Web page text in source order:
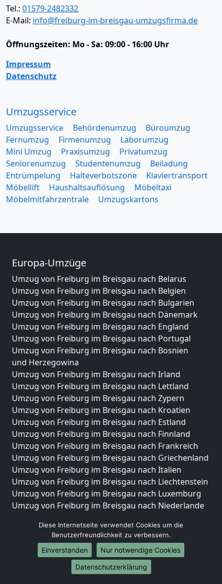
Tel.: 01579-2482332
E-Mail: info@freiburg-im-breisgau-umzugsfirma.de
Öffnungszeiten: Mo - Sa: 09:00 - 16:00 Uhr
Impressum
Datenschutz
Umzugsservice
Umzugsservice Behördenumzug
Büroumzug
Fernumzug
Firmenumzug
Laborumzug
Mini Umzug
Praxisumzug
Privatumzug
Seniorenumzug
Studentenumzug
Beiladung
Entrümpelung
Halteverbotszone
Klaviertransport
Möbellift
Haushaltsauflösung
Möbeltaxi
Möbelmitfahrzentrale
Umzugskartons
Europa-Umzüge
Umzug von Freiburg im Breisgau nach Belarus
Umzug von Freiburg im Breisgau nach Belgien
Umzug von Freiburg im Breisgau nach Bulgarien
Umzug von Freiburg im Breisgau nach Dänemark
Umzug von Freiburg im Breisgau nach England
Umzug von Freiburg im Breisgau nach Portugal
Umzug von Freiburg im Breisgau nach Bosnien
und Herzegowina
Umzug von Freiburg im Breisgau nach Irland
Umzug von Freiburg im Breisgau nach Lettland
Umzug von Freiburg im Breisgau nach Zypern
Umzug von Freiburg im Breisgau nach Kroatien
Umzug von Freiburg im Breisgau nach Estland
Umzug von Freiburg im Breisgau nach Finnland
Umzug von Freiburg im Breisgau nach Frankreich
Umzug von Freiburg im Breisgau nach Griechenland
Umzug von Freiburg im Breisgau nach Italien
Umzug von Freiburg im Breisgau nach Liechtenstein
Umzug von Freiburg im Breisgau nach Luxemburg
Umzug von Freiburg im Breisgau nach Niederlande
Umzüge-Deutschlandweit
Umzug von Freiburg im Breisgau nach Berlin
Umzug von Freiburg im Breisgau nach Hamburg
Umzug von Freiburg im Breisgau nach München
Diese Internetseite verwendet Cookies um die
Benutzerfreundlichkeit zu verbessern.
Einverstanden
Nur notwendige Cookies
Datenschutzerklärung